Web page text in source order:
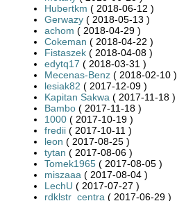
Hubertkm ( 2018-06-12 )
Gerwazy ( 2018-05-13 )
achom ( 2018-04-29 )
Cokeman ( 2018-04-22 )
Fistaszek ( 2018-04-08 )
edytq17 ( 2018-03-31 )
Mecenas-Benz ( 2018-02-10 )
lesiak82 ( 2017-12-09 )
Kapitan Sakwa ( 2017-11-18 )
Bambo ( 2017-11-18 )
1000 ( 2017-10-19 )
fredii ( 2017-10-11 )
leon ( 2017-08-25 )
tytan ( 2017-08-06 )
Tomek1965 ( 2017-08-05 )
miszaaa ( 2017-08-04 )
LechU ( 2017-07-27 )
rdklstr_centra ( 2017-06-29 )